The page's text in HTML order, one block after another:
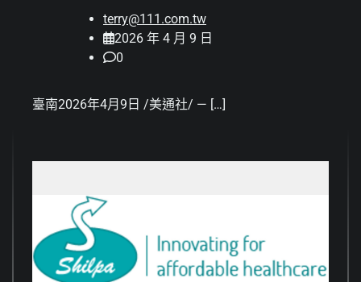
terry@111.com.tw
2026 年 4 月 9 日
0
臺南2026年4月9日 /美通社/ — […]